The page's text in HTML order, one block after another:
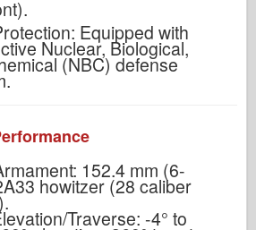
Equipped with
Nuclear, Biological,
(NBC) defense
152.4 mm (6-
howitzer (28 caliber
Traverse: -4° to